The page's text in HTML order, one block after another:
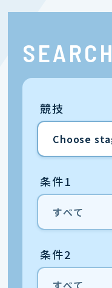
SEARCH
競技
条件1
条件2